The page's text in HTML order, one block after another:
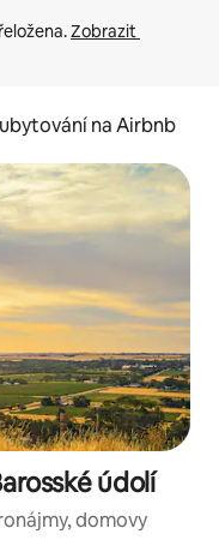
Zobrazit
na Airbnb
údolí
domovy